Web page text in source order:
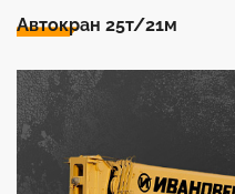
Автокран 25т/21м